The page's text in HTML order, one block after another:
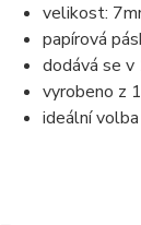
velikost:
papírová
dodává se
vyrobeno z
ideální